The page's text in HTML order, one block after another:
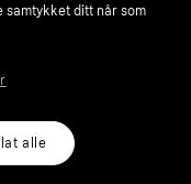
samtykket ditt når som
alle